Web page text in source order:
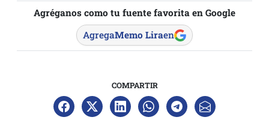
Agréganos como tu fuente favorita en Google
AgregaMemo Liraen
COMPARTIR